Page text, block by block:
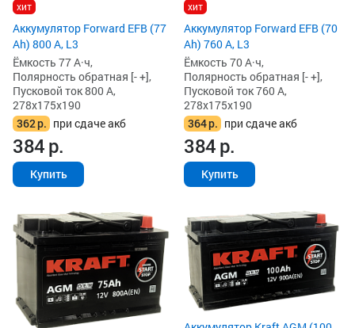
хит
Аккумулятор Forward EFB (77
Ah) 800 А, L3
Ёмкость 77 А·ч,
Полярность обратная [- +],
Пусковой ток 800 А,
278x175x190
362р. при сдаче акб
384р.
Купить
хит
Аккумулятор Forward EFB (70
Ah) 760 А, L3
Ёмкость 70 А·ч,
Полярность обратная [- +],
Пусковой ток 760 А,
278x175x190
364р. при сдаче акб
384р.
Купить